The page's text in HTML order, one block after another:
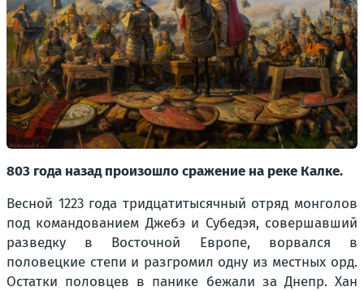
803 года назад произошло сражение на реке Калке.
Весной 1223 года тридцатитысячный отряд монголов
под командованием Джебэ и Субедэя, совершавший
разведку в Восточной Европе, ворвался в
половецкие степи и разгромил одну из местных орд.
Остатки половцев в панике бежали за Днепр. Хан